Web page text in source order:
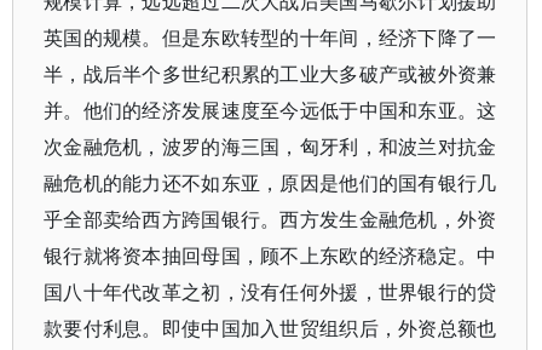
英国的规模。但是东欧转型的十年间，经济下降了一
半，战后半个多世纪积累的工业大多破产或被外资兼
并。他们的经济发展速度至今远低于中国和东亚。这
次金融危机，波罗的海三国，匈牙利，和波兰对抗金
融危机的能力还不如东亚，原因是他们的国有银行几
乎全部卖给西方跨国银行。西方发生金融危机，外资
银行就将资本抽回母国，顾不上东欧的经济稳定。中
国八十年代改革之初，没有任何外援，世界银行的贷
款要付利息。即使中国加入世贸组织后，外资总额也